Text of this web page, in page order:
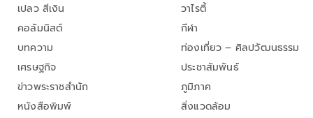
เปลว สีเงิน
คอลัมนิสต์
บทความ
เศรษฐกิจ
ข่าวพระราชสำนัก
หนังสือพิมพ์
วาไรตี้
กีฬา
ท่องเที่ยว – ศิลปวัฒนธรรม
ประชาสัมพันธ์
ภูมิภาค
สิ่งแวดล้อม